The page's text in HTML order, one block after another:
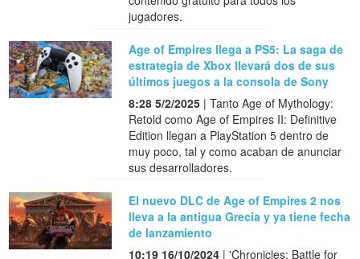
jugadores.
Age of Empires llega a PS5: La saga de
estrategia de Xbox llevará dos de sus
últimos juegos a la consola de Sony
8:28 5/2/2025 | Tanto Age of Mythology:
Retold como Age of Empires II: Definitive
Edition llegan a PlayStation 5 dentro de
muy poco, tal y como acaban de anunciar
sus desarrolladores.
El nuevo DLC de Age of Empires 2 nos
lleva a la antigua Grecia y ya tiene fecha
de lanzamiento
10:19 16/10/2024 | 'Chronicles: Battle for